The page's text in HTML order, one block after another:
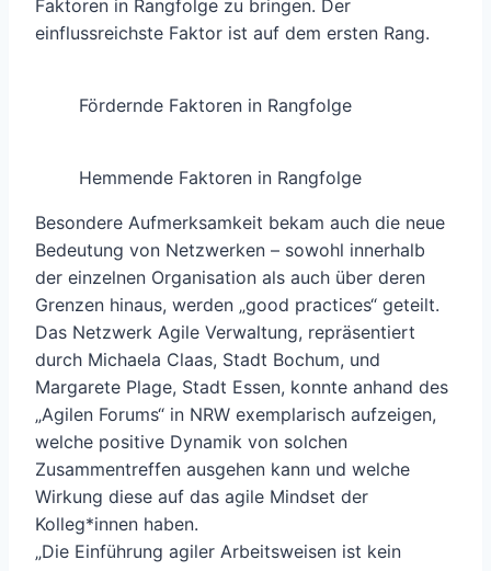
Faktoren in Rangfolge zu bringen. Der
einflussreichste Faktor ist auf dem ersten Rang.
Fördernde Faktoren in Rangfolge
Hemmende Faktoren in Rangfolge
Besondere Aufmerksamkeit bekam auch die neue
Bedeutung von Netzwerken – sowohl innerhalb
der einzelnen Organisation als auch über deren
Grenzen hinaus, werden „good practices“ geteilt.
Das Netzwerk Agile Verwaltung, repräsentiert
durch Michaela Claas, Stadt Bochum, und
Margarete Plage, Stadt Essen, konnte anhand des
„Agilen Forums“ in NRW exemplarisch aufzeigen,
welche positive Dynamik von solchen
Zusammentreffen ausgehen kann und welche
Wirkung diese auf das agile Mindset der
Kolleg*innen haben.
„Die Einführung agiler Arbeitsweisen ist kein